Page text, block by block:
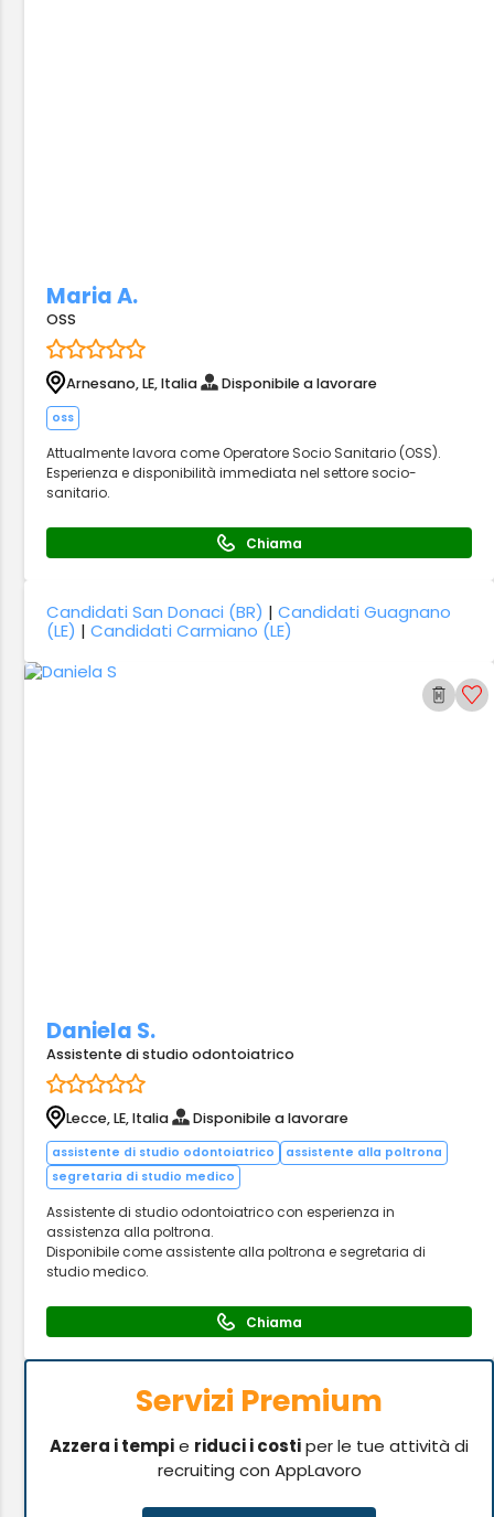
Maria A.
OSS
Arnesano, LE, Italia Disponibile a lavorare
oss
Attualmente lavora come Operatore Socio Sanitario (OSS).
Esperienza e disponibilità immediata nel settore socio-
sanitario.
Chiama
Candidati San Donaci (BR) |Candidati Guagnano
(LE) |Candidati Carmiano (LE)
Daniela S.
Assistente di studio odontoiatrico
Lecce, LE, Italia Disponibile a lavorare
assistente di studio odontoiatrico
assistente alla poltrona
segretaria di studio medico
Assistente di studio odontoiatrico con esperienza in
assistenza alla poltrona.
Disponibile come assistente alla poltrona e segretaria di
studio medico.
Chiama
Servizi Premium
Azzera i tempie riduci i costiper le tue attività di
recruiting con AppLavoro